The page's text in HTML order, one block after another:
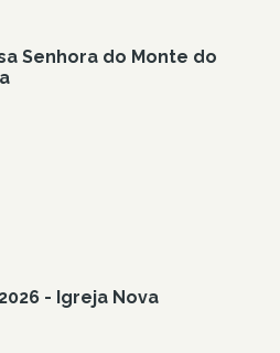
Senhora do Monte do
- Igreja Nova